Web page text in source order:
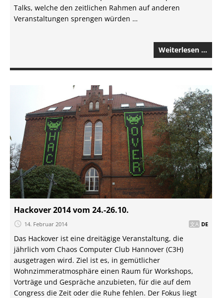
Talks, welche den zeitlichen Rahmen auf anderen
Veranstaltungen sprengen würden …
Weiterlesen …
Hackover 2014 vom 24.-26.10.
14. Februar 2014 DE
Das Hackover ist eine dreitägige Veranstaltung, die
jährlich vom Chaos Computer Club Hannover (C3H)
ausgetragen wird. Ziel ist es, in gemütlicher
Wohnzimmeratmosphäre einen Raum für Workshops,
Vorträge und Gespräche anzubieten, für die auf dem
Congress die Zeit oder die Ruhe fehlen. Der Fokus liegt